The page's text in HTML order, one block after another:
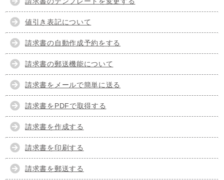
値引き表記について
請求書の自動作成予約をする
請求書の郵送機能について
請求書をメールで簡単に送る
請求書をPDFで取得する
請求書を作成する
請求書を印刷する
請求書を郵送する